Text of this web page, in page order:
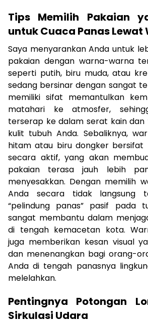
Tips Memilih Pakaian
untuk Cuaca Panas Lewat
Saya menyarankan Anda untuk
pakaian dengan warna-warna
seperti putih, biru muda, atau
sedang bersinar dengan sangat
memiliki sifat memantulkan
matahari ke atmosfer,
terserap ke dalam serat kain
kulit tubuh Anda. Sebaliknya,
hitam atau biru dongker bersifat
secara aktif, yang akan
pakaian terasa jauh lebih
menyesakkan. Dengan memilih
Anda secara tidak langsung
“pelindung panas” pasif pada
sangat membantu dalam
di tengah kemacetan kota.
juga memberikan kesan visual
dan menenangkan bagi orang-
Anda di tengah panasnya
melelahkan.
Pentingnya Potongan
Sirkulasi Udara